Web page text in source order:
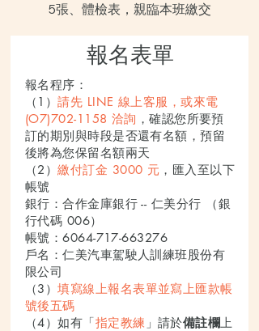
5張、體檢表，親臨本班繳交
報名表單
報名程序：
（1）請先 LINE 線上客服，或來電
(O7)702-1158 洽詢 ，確認您所要預
訂的期別與時段是否還有名額，預留
後將為您保留名額兩天
（2）繳付訂金 3000 元 ，匯入至以下
帳號
銀行：合作金庫銀行 -- 仁美分行 （銀
行代碼 006）
帳號：6064-717-663276
戶名：仁美汽車駕駛人訓練班股份有
限公司
（3）填寫線上報名表單並寫上匯款帳
號後五碼
（4）如有「指定教練 」請於備註欄上